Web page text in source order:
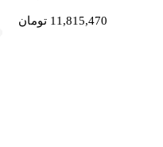
11,815,470 تومان